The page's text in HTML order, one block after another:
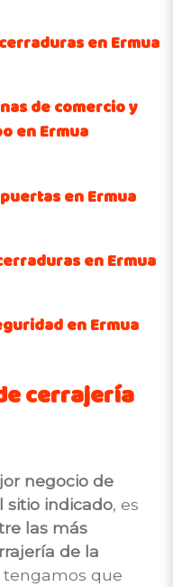
en Ermua
de comercio y
en Ermua
en Ermua
en Ermua
en Ermua
cerrajería
negocio de
sitio indicado, es
las más
de la
tengamos que